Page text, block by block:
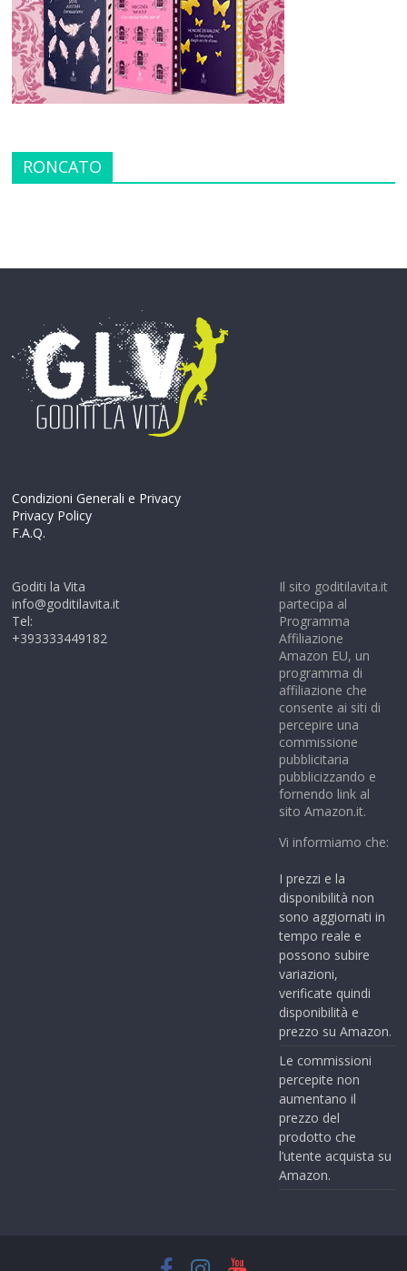
RONCATO
Condizioni Generali e Privacy
Privacy Policy
F.A.Q.
Goditi la Vita
info@goditilavita.it
Tel:
+393333449182
Il sito goditilavita.it
partecipa al
Programma
Affiliazione
Amazon EU, un
programma di
affiliazione che
consente ai siti di
percepire una
commissione
pubblicitaria
pubblicizzando e
fornendo link al
sito Amazon.it.
Vi informiamo che:
I prezzi e la
disponibilità non
sono aggiornati in
tempo reale e
possono subire
variazioni,
verificate quindi
disponibilità e
prezzo su Amazon.
Le commissioni
percepite non
aumentano il
prezzo del
prodotto che
l’utente acquista su
Amazon.